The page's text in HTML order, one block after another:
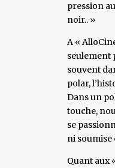
pression
noir.. »
A «
seulement
souvent
polar,
Dans un
touche,
se
ni soumise
Quant aux